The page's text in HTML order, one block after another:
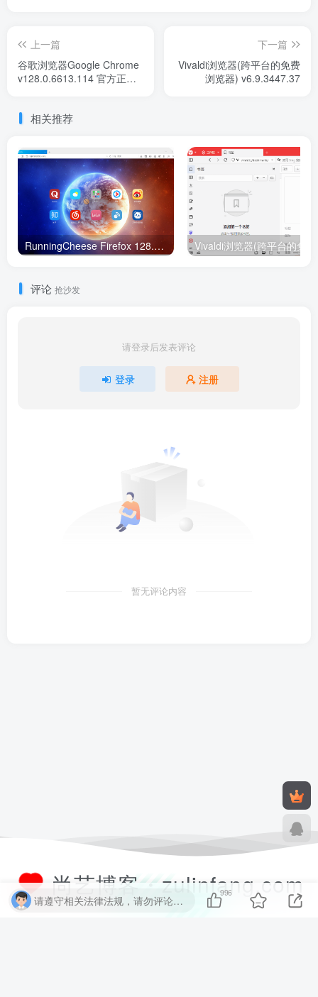
上一篇
谷歌浏览器Google Chrome
v128.0.6613.114 官方正式
下一篇
Vivaldi浏览器(跨平台的免费
浏览器) v6.9.3447.37
相关推荐
RunningCheese Firefox 128.0 便携版
评论 抢沙发
请登录后发表评论
登录 注册
暂无评论内容
尚艺博客・zulinfang.com
请遵守相关法律法规，请勿评论纯表情、纯数字、纯英文、乱码文字等无用信息，否则关7 天小黑屋！
996